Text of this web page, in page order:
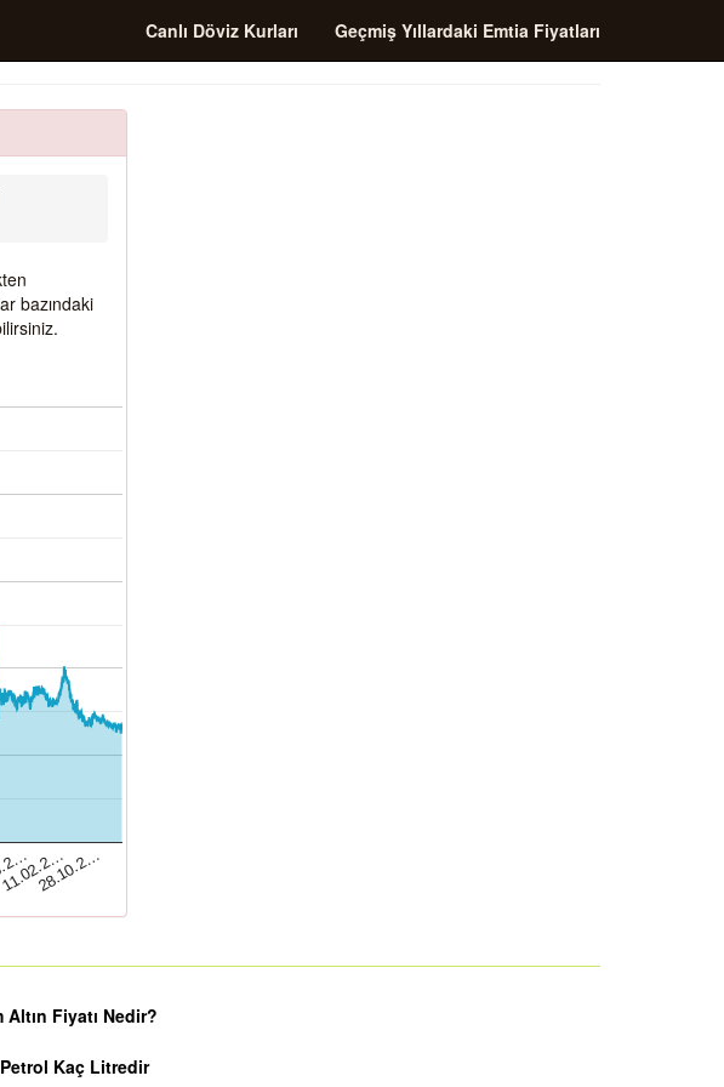
Canlı Döviz Kurları Geçmiş Yıllardaki Emtia Fiyatları
bazındaki
28.10.2…
Altın Fiyatı Nedir?
Kaç Litredir